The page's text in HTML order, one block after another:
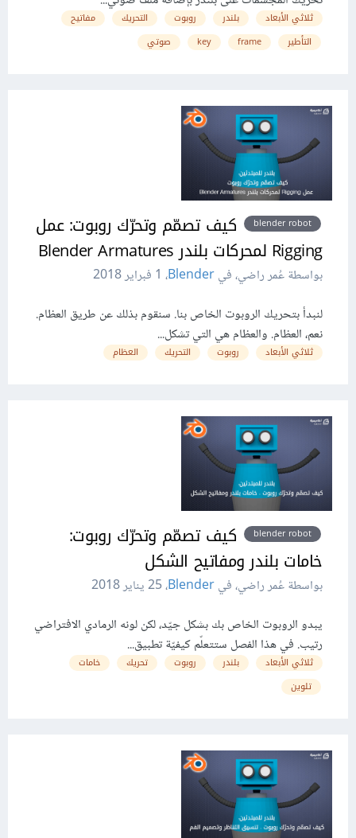
ثلاثي الأبعاد بلندر روبوت التحريك
مفاتيح
التأطير
frame
key صوتي
blender robot
كيف تصمّم وتحرّك روبوت: عمل
Rigging لمحركات بلندر Blender Armatures
بواسطة عُمر راضي، فيBlender، 1 فبراير 2018
لنبدأ بتحريك الروبوت الخاص بنا. سنقوم بذلك عن طريق العظام.
نعم، العظام. والعظام هي التي تشكل...
ثلاثي الأبعاد روبوت التحريك العظام
blender robot
كيف تصمّم وتحرّك روبوت:
خامات بلندر ومفاتيح الشكل
بواسطة عُمر راضي، فيBlender،25 يناير 2018
يبدو الروبوت الخاص بك بشكل جيّد، لكن لونه الرمادي الافتراضي
رتيب. في هذا الفصل ستتعلّم كيفيّة تطبيق...
ثلاثي الأبعاد بلندر روبوت تحريك
خامات
تلوين